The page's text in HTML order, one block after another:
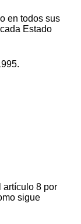
en todos sus
Estado
artículo 8 por
sigue